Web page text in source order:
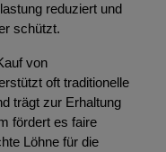
reduziert und
schützt.
von
oft traditionelle
trägt zur Erhaltung
fördert es faire
Löhne für die